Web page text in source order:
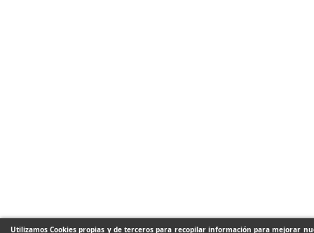
Utilizamos Cookies propias y de terceros para recopilar información para mejorar